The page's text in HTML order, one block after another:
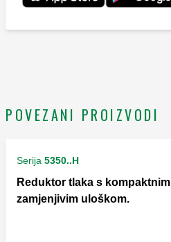
POVEZANI PROIZVODI
Serija 5350..H
Reduktor tlaka s kompaktnim
zamjenjivim uloškom.